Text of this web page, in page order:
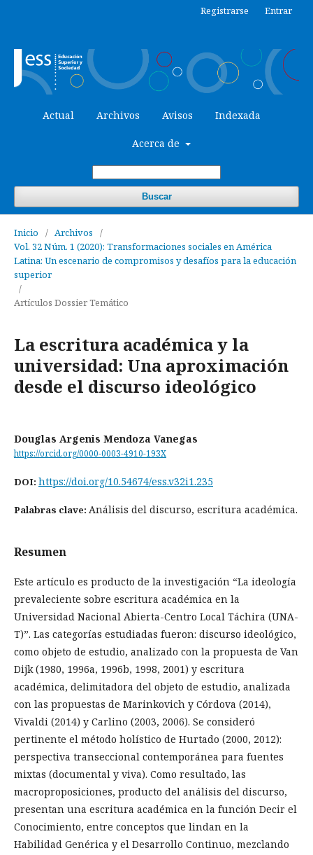
Actual Archivos Avisos Indexada
Acerca de
Buscar
Registrarse Entrar
Inicio / Archivos
/
Vol. 32 Núm. 1 (2020): Transformaciones sociales en América
Latina: Un escenario de compromisos y desafíos para la educación
superior
/
Artículos Dossier Temático
La escritura académica y la
universidad: Una aproximación
desde el discurso ideológico
Douglas Argenis Mendoza Vanegas
https://orcid.org/0000-0003-4910-193X
DOI: https://doi.org/10.54674/ess.v32i1.235
Palabras clave: Análisis del discurso, escritura académica.
Resumen
Este artículo es producto de la investigación “La ideología
prevaleciente sobre escritura académica en la
Universidad Nacional Abierta-Centro Local Táchira (UNA-
T)”. Las categorías estudiadas fueron: discurso ideológico,
como objeto de estudio, analizado con la propuesta de Van
Dijk (1980, 1996a, 1996b, 1998, 2001) y escritura
académica, delimitadora del objeto de estudio, analizada
con las propuestas de Marinkovich y Córdova (2014),
Vivaldi (2014) y Carlino (2003, 2006). Se consideró
pertinente el método holístico de Hurtado (2000, 2012):
perspectiva transeccional contemporánea para fuentes
mixtas (documental y viva). Como resultado, las
macroproposiciones, producto del análisis del discurso,
presentan una escritura académica en la función Decir el
Conocimiento, entre conceptos que lindan en la
Habilidad Genérica y el Desarrollo Continuo, mezclando